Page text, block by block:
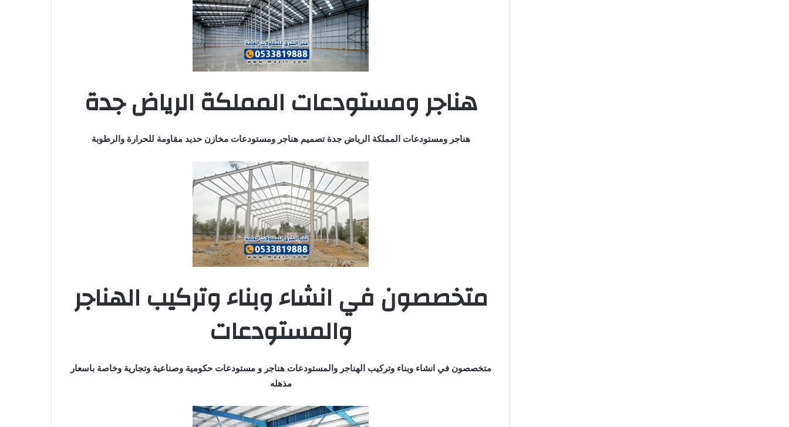
هناجر ومستودعات المملكة الرياض جدة
هناجر ومستودعات المملكة الرياض جدة تصميم هناجر ومستودعات مخازن حديد مقاومة للحرارة والرطوبة
متخصصون في انشاء وبناء وتركيب الهناجر
والمستودعات
متخصصون في انشاء وبناء وتركيب الهناجر والمستودعات هناجر و مستودعات حكومية وصناعية وتجارية وخاصة باسعار
مذهله